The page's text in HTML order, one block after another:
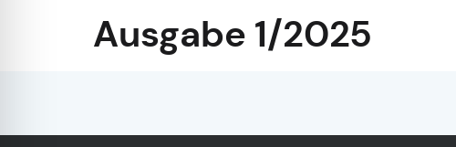
Ausgabe 1/2025